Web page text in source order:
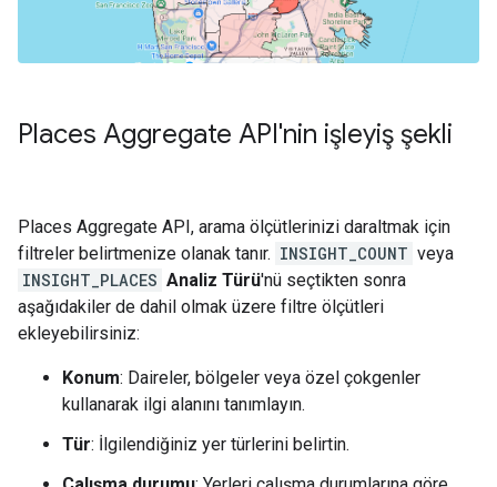
Places Aggregate API'nin işleyiş şekli
Places Aggregate API, arama ölçütlerinizi daraltmak için
filtreler belirtmenize olanak tanır. INSIGHT_COUNT veya
INSIGHT_PLACES Analiz Türü'nü seçtikten sonra
aşağıdakiler de dahil olmak üzere filtre ölçütleri
ekleyebilirsiniz:
Konum: Daireler, bölgeler veya özel çokgenler
kullanarak ilgi alanını tanımlayın.
Tür: İlgilendiğiniz yer türlerini belirtin.